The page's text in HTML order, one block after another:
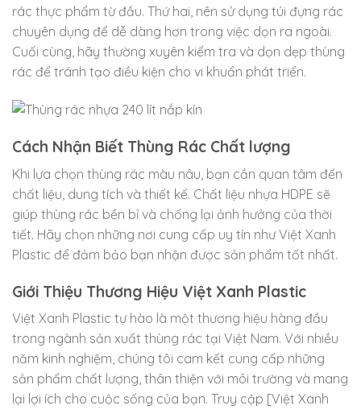
rác thực phẩm từ đầu. Thứ hai, nên sử dụng túi đựng rác
chuyên dụng để dễ dàng hơn trong việc dọn ra ngoài.
Cuối cùng, hãy thường xuyên kiểm tra và dọn dẹp thùng
rác để tránh tạo điều kiện cho vi khuẩn phát triển.
Cách Nhận Biết Thùng Rác Chất lượng
Khi lựa chọn thùng rác màu nâu, bạn cần quan tâm đến
chất liệu, dung tích và thiết kế. Chất liệu nhựa HDPE sẽ
giúp thùng rác bền bỉ và chống lại ảnh hưởng của thời
tiết. Hãy chọn những nơi cung cấp uy tín như Việt Xanh
Plastic để đảm bảo bạn nhận được sản phẩm tốt nhất.
Giới Thiệu Thương Hiệu Việt Xanh Plastic
Việt Xanh Plastic tự hào là một thương hiệu hàng đầu
trong ngành sản xuất thùng rác tại Việt Nam. Với nhiều
năm kinh nghiệm, chúng tôi cam kết cung cấp những
sản phẩm chất lượng, thân thiện với môi trường và mang
lại lợi ích cho cuộc sống của bạn. Truy cập [Việt Xanh